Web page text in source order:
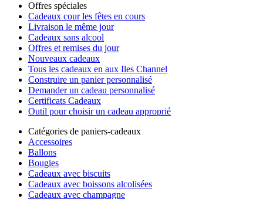
Offres spéciales
Cadeaux cour les fêtes en cours
Livraison le même jour
Cadeaux sans alcool
Offres et remises du jour
Nouveaux cadeaux
Tous les cadeaux en aux Iles Channel
Construire un panier personnalisé
Demander un cadeau personnalisé
Certificats Cadeaux
Outil pour choisir un cadeau approprié
Catégories de paniers-cadeaux
Accessoires
Ballons
Bougies
Cadeaux avec biscuits
Cadeaux avec boissons alcolisées
Cadeaux avec champagne